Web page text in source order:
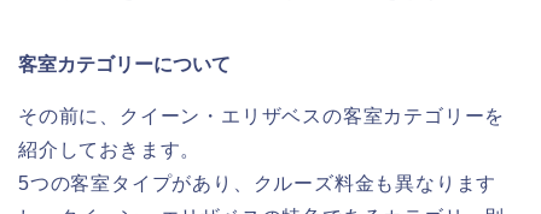
客室カテゴリーについて
その前に、クイーン・エリザベスの客室カテゴリーを
紹介しておきます。
5つの客室タイプがあり、クルーズ料金も異なります